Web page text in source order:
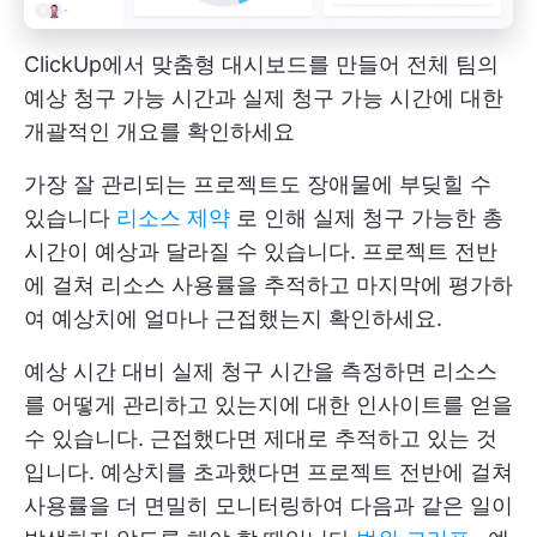
ClickUp에서 맞춤형 대시보드를 만들어 전체 팀의
예상 청구 가능 시간과 실제 청구 가능 시간에 대한
개괄적인 개요를 확인하세요
가장 잘 관리되는 프로젝트도 장애물에 부딪힐 수
있습니다 리소스 제약 로 인해 실제 청구 가능한 총
시간이 예상과 달라질 수 있습니다. 프로젝트 전반
에 걸쳐 리소스 사용률을 추적하고 마지막에 평가하
여 예상치에 얼마나 근접했는지 확인하세요.
예상 시간 대비 실제 청구 시간을 측정하면 리소스
를 어떻게 관리하고 있는지에 대한 인사이트를 얻을
수 있습니다. 근접했다면 제대로 추적하고 있는 것
입니다. 예상치를 초과했다면 프로젝트 전반에 걸쳐
사용률을 더 면밀히 모니터링하여 다음과 같은 일이